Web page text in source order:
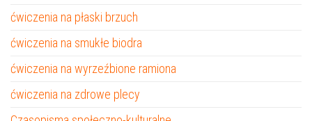
ćwiczenia na płaski brzuch
ćwiczenia na smukłe biodra
ćwiczenia na wyrzeźbione ramiona
ćwiczenia na zdrowe plecy